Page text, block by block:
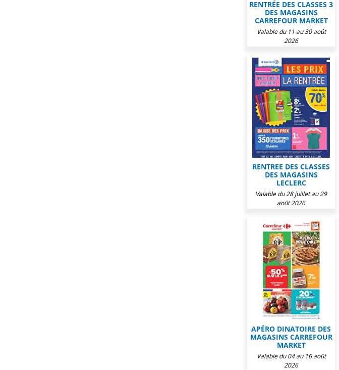
RENTRÉE DES CLASSES 3
DES MAGASINS
CARREFOUR MARKET
Valable du 11 au 30 août
2026
RENTREE DES CLASSES
DES MAGASINS
LECLERC
Valable du 28 juillet au 29
août 2026
APÉRO DINATOIRE DES
MAGASINS CARREFOUR
MARKET
Valable du 04 au 16 août
2026